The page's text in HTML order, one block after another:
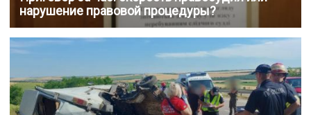
нарушение правовой процедуры?